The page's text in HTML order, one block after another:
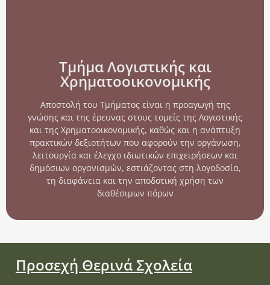
Τμήμα Λογιστικής και
Χρηματοοικονομικής
Αποστολή του Τμήματος είναι η προαγωγή της
γνώσης και της έρευνας στους τομείς της Λογιστικής
και της Χρηματοοικονομικής, καθώς και η ανάπτυξη
πρακτικών δεξιοτήτων που αφορούν την οργάνωση,
λειτουργία και έλεγχο ιδιωτικών επιχειρήσεων και
δημόσιων οργανισμών, εστιάζοντας στη λογοδοσία,
τη διαφάνεια και την αποδοτική χρήση των
διαθέσιμων πόρων
Προσεχή Θερινά Σχολεία